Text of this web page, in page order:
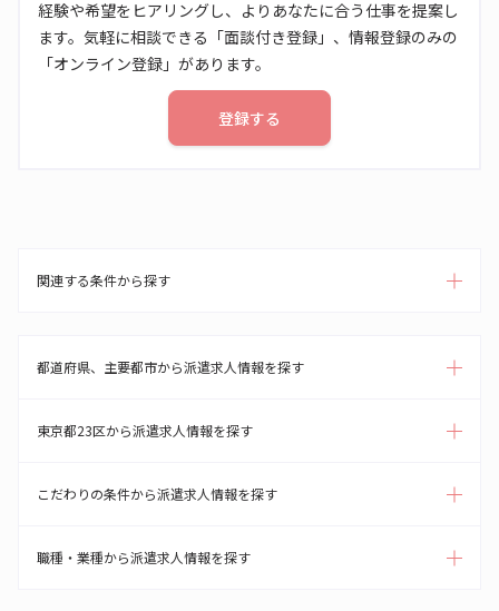
経験や希望をヒアリングし、よりあなたに合う仕事を提案し
ます。気軽に相談できる「面談付き登録」、情報登録のみの
「オンライン登録」があります。
登録する
関連する条件から探す
都道府県、主要都市から派遣求人情報を探す
東京都23区から派遣求人情報を探す
こだわりの条件から派遣求人情報を探す
職種・業種から派遣求人情報を探す